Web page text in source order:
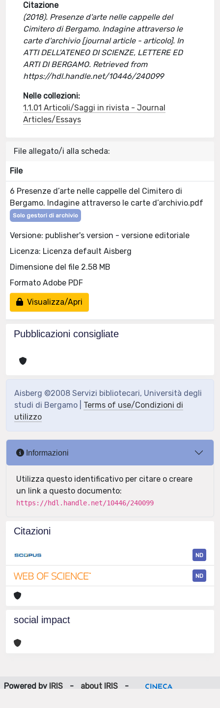
Citazione
(2018). Presenze d'arte nelle cappelle del
Cimitero di Bergamo. Indagine attraverso le
carte d'archivio [journal article - articolo]. In
ATTI DELL'ATENEO DI SCIENZE, LETTERE ED
ARTI DI BERGAMO. Retrieved from
https://hdl.handle.net/10446/240099
Nelle collezioni:
1.1.01 Articoli/Saggi in rivista - Journal
Articles/Essays
File allegato/i alla scheda:
File
6 Presenze d’arte nelle cappelle del Cimitero di
Bergamo. Indagine attraverso le carte d’archivio.pdf
Solo gestori di archivio
Versione: publisher's version - versione editoriale
Licenza: Licenza default Aisberg
Dimensione del file 2.58 MB
Formato Adobe PDF
Visualizza/Apri
Pubblicazioni consigliate
Aisberg ©2008 Servizi bibliotecari, Università degli
studi di Bergamo | Terms of use/Condizioni di
utilizzo
Informazioni
Utilizza questo identificativo per citare o creare
un link a questo documento:
https://hdl.handle.net/10446/240099
Citazioni
ND
ND
social impact
Powered by IRIS - about IRIS
-